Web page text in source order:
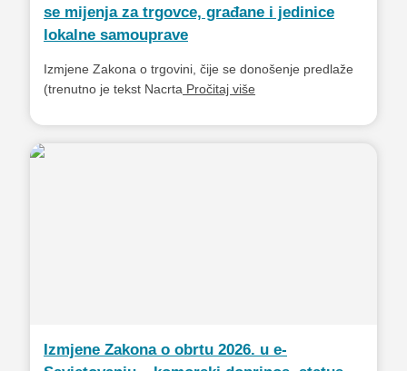
se mijenja za trgovce, građane i jedinice
lokalne samouprave
Izmjene Zakona o trgovini, čije se donošenje predlaže
(trenutno je tekst Nacrta Pročitaj više
Izmjene Zakona o obrtu 2026. u e-